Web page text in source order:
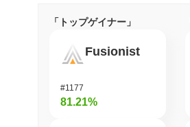
「トップゲイナー」
Fusionist
#1177
81.21%